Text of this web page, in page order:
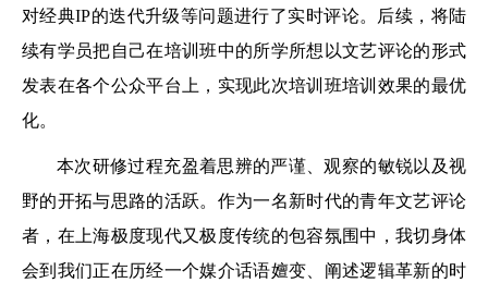
对经典IP的迭代升级等问题进行了实时评论。后续，将陆
续有学员把自己在培训班中的所学所想以文艺评论的形式
发表在各个公众平台上，实现此次培训班培训效果的最优
化。
本次研修过程充盈着思辨的严谨、观察的敏锐以及视
野的开拓与思路的活跃。作为一名新时代的青年文艺评论
者，在上海极度现代又极度传统的包容氛围中，我切身体
会到我们正在历经一个媒介话语嬗变、阐述逻辑革新的时